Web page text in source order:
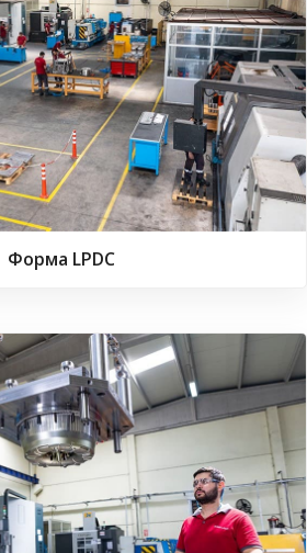
Форма LPDC